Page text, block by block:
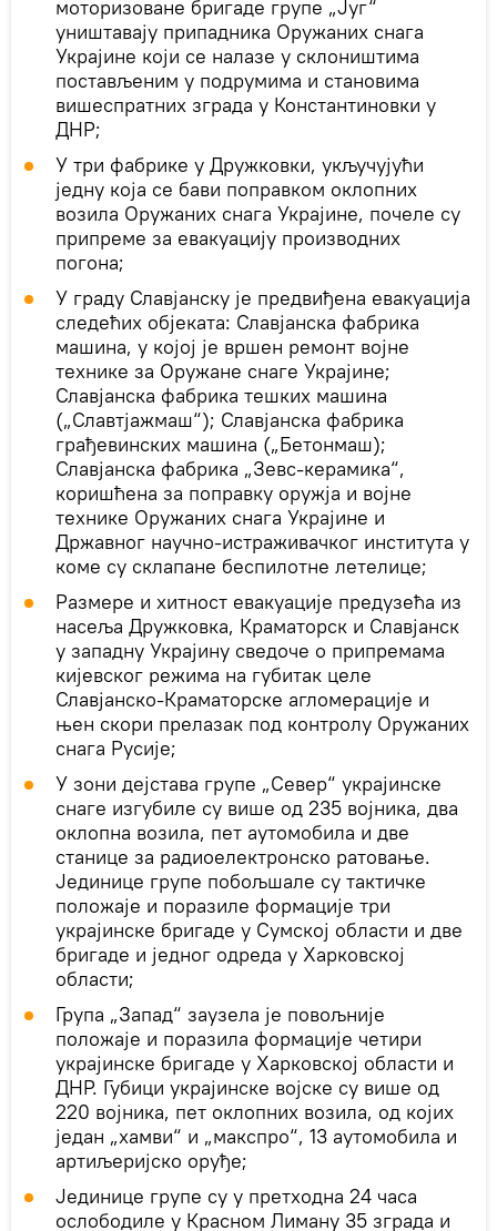
моторизоване бригаде групе „Југ“
уништавају припадника Оружаних снага
Украјине који се налазе у склоништима
постављеним у подрумима и становима
вишеспратних зграда у Константиновки у
ДНР;
У три фабрике у Дружковки, укључујући
једну која се бави поправком оклопних
возила Оружаних снага Украјине, почеле су
припреме за евакуацију производних
погона;
У граду Славјанску је предвиђена евакуација
следећих објеката: Славјанска фабрика
машина, у којој је вршен ремонт војне
технике за Оружане снаге Украјине;
Славјанска фабрика тешких машина
(„Славтјажмаш“); Славјанска фабрика
грађевинских машина („Бетонмаш);
Славјанска фабрика „Зевс-керамика“,
коришћена за поправку оружја и војне
технике Оружаних снага Украјине и
Државног научно-истраживачког института у
коме су склапане беспилотне летелице;
Размере и хитност евакуације предузећа из
насеља Дружковка, Краматорск и Славјанск
у западну Украјину сведоче о припремама
кијевског режима на губитак целе
Славјанско-Краматорске агломерације и
њен скори прелазак под контролу Оружаних
снага Русије;
У зони дејстава групе „Север“ украјинске
снаге изгубиле су више од 235 војника, два
оклопна возила, пет аутомобила и две
станице за радиоелектронско ратовање.
Јединице групе побољшале су тактичке
положаје и поразиле формације три
украјинске бригаде у Сумској области и две
бригаде и једног одреда у Харковској
области;
Група „Запад“ заузела је повољније
положаје и поразила формације четири
украјинске бригаде у Харковској области и
ДНР. Губици украјинске војске су више од
220 војника, пет оклопних возила, од којих
један „хамви“ и „макспро“, 13 аутомобила и
артиљеријско оруђе;
Јединице групе су у претходна 24 часа
ослободиле у Красном Лиману 35 зграда и